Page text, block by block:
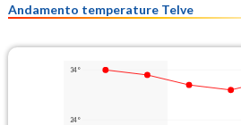
Andamento temperature Telve
34°
24°